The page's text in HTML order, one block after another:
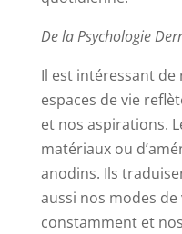
De la Psychologie
Il est intéressant
espaces de vie
et nos aspirations.
matériaux ou
anodins. Ils
aussi nos modes
constamment et